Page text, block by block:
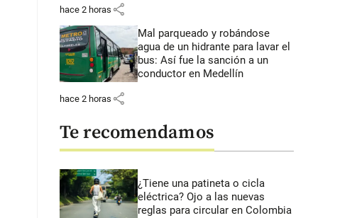
hace 2 horas share
Mal parqueado y robándose
agua de un hidrante para lavar el
bus: Así fue la sanción a un
conductor en Medellín
hace 2 horas share
Te recomendamos
¿Tiene una patineta o cicla
eléctrica? Ojo a las nuevas
reglas para circular en Colombia